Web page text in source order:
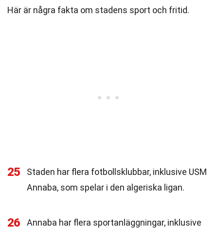
Här är några fakta om stadens sport och fritid.
25
Staden har flera fotbollsklubbar, inklusive USM
Annaba, som spelar i den algeriska ligan.
26
Annaba har flera sportanläggningar, inklusive